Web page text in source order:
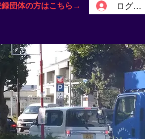
録団体の方はこちら→ ログイ